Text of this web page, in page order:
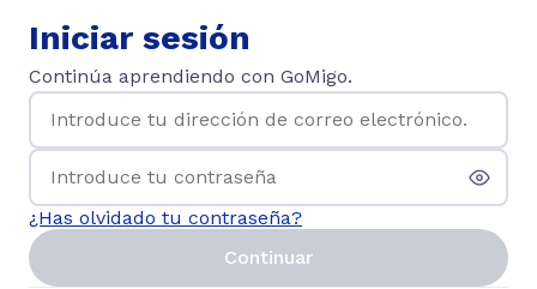
Iniciar sesión
Continúa aprendiendo con GoMigo.
¿Has olvidado tu contraseña?
Continuar